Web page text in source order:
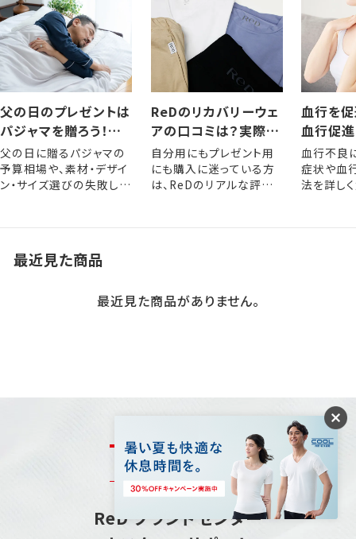
父の日のプレゼントは
パジャマを贈ろう！選
び方やおすすめアイテ
ム
父の日に贈るパジャマの
予算相場や、素材・デザイ
ン・サイズ選びの失敗しな
ReDのリカバリーウェ
アの口コミは？実際に
着用した人の評判・レ
ビュー
自分用にもプレゼント用
にも購入に迷っている方
は、ReDのリアルな評判
血行を
血行促
きるメリ
な方法
血行不良
症状や血
法を詳し
最近見た商品
最近見た商品がありません。
お問い合わせ
ReD ブランドセンター